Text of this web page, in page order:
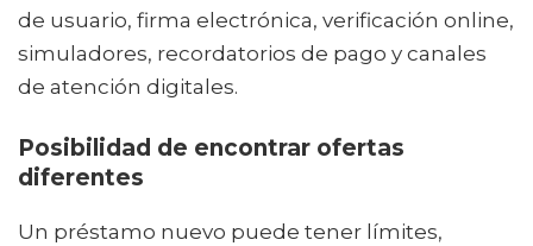
de usuario, firma electrónica, verificación online,
simuladores, recordatorios de pago y canales
de atención digitales.
Posibilidad de encontrar ofertas
diferentes
Un préstamo nuevo puede tener límites,